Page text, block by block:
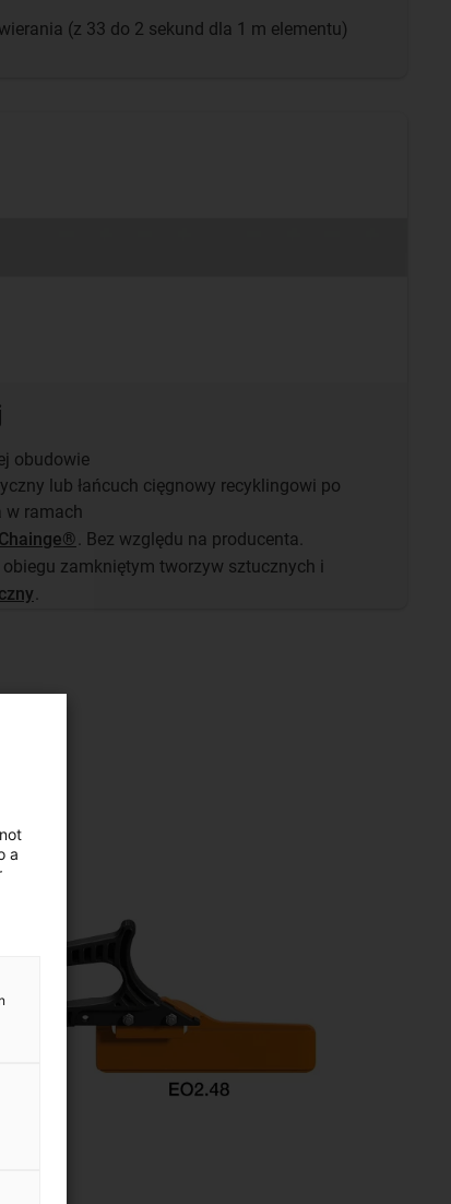
(z 33 do 2 sekund dla 1 m elementu)
obudowie
lub łańcuch cięgnowy recyklingowi po
w ramach
. Bez względu na producenta.
zamkniętym tworzyw sztucznych i
.
a